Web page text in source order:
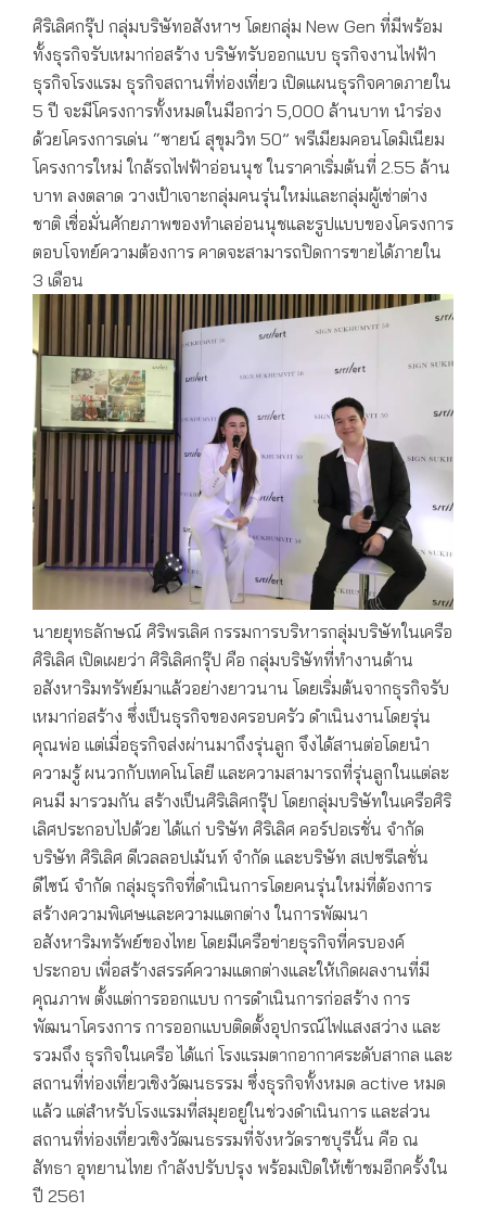
ศิริเลิศกรุ๊ป กลุ่มบริษัทอสังหาฯ โดยกลุ่ม New Gen ที่มีพร้อม
ทั้งธุรกิจรับเหมาก่อสร้าง บริษัทรับออกแบบ ธุรกิจงานไฟฟ้า
ธุรกิจโรงแรม ธุรกิจสถานที่ท่องเที่ยว เปิดแผนธุรกิจคาดภายใน
5 ปี จะมีโครงการทั้งหมดในมือกว่า 5,000 ล้านบาท นำร่อง
ด้วยโครงการเด่น “ซายน์ สุขุมวิท 50” พรีเมียมคอนโดมิเนียม
โครงการใหม่ ใกล้รถไฟฟ้าอ่อนนุช ในราคาเริ่มต้นที่ 2.55 ล้าน
บาท ลงตลาด วางเป้าเจาะกลุ่มคนรุ่นใหม่และกลุ่มผู้เช่าต่าง
ชาติ เชื่อมั่นศักยภาพของทำเลอ่อนนุชและรูปแบบของโครงการ
ตอบโจทย์ความต้องการ คาดจะสามารถปิดการขายได้ภายใน
3 เดือน
นายยุทธลักษณ์ ศิริพรเลิศ กรรมการบริหารกลุ่มบริษัทในเครือ
ศิริเลิศ เปิดเผยว่า ศิริเลิศกรุ๊ป คือ กลุ่มบริษัทที่ทำงานด้าน
อสังหาริมทรัพย์มาแล้วอย่างยาวนาน โดยเริ่มต้นจากธุรกิจรับ
เหมาก่อสร้าง ซึ่งเป็นธุรกิจของครอบครัว ดำเนินงานโดยรุ่น
คุณพ่อ แต่เมื่อธุรกิจส่งผ่านมาถึงรุ่นลูก จึงได้สานต่อโดยนำ
ความรู้ ผนวกกับเทคโนโลยี และความสามารถที่รุ่นลูกในแต่ละ
คนมี มารวมกัน สร้างเป็นศิริเลิศกรุ๊ป โดยกลุ่มบริษัทในเครือศิริ
เลิศประกอบไปด้วย ได้แก่ บริษัท ศิริเลิศ คอร์ปอเรชั่น จำกัด
บริษัท ศิริเลิศ ดีเวลลอปเม้นท์ จำกัด และบริษัท สเปซรีเลชั่น
ดีไซน์ จำกัด กลุ่มธุรกิจที่ดำเนินการโดยคนรุ่นใหม่ที่ต้องการ
สร้างความพิเศษและความแตกต่าง ในการพัฒนา
อสังหาริมทรัพย์ของไทย โดยมีเครือข่ายธุรกิจที่ครบองค์
ประกอบ เพื่อสร้างสรรค์ความแตกต่างและให้เกิดผลงานที่มี
คุณภาพ ตั้งแต่การออกแบบ การดำเนินการก่อสร้าง การ
พัฒนาโครงการ การออกแบบติดตั้งอุปกรณ์ไฟแสงสว่าง และ
รวมถึง ธุรกิจในเครือ ได้แก่ โรงแรมตากอากาศระดับสากล และ
สถานที่ท่องเที่ยวเชิงวัฒนธรรม ซึ่งธุรกิจทั้งหมด active หมด
แล้ว แต่สำหรับโรงแรมที่สมุยอยู่ในช่วงดำเนินการ และส่วน
สถานที่ท่องเที่ยวเชิงวัฒนธรรมที่จังหวัดราชบุรีนั้น คือ ณ
สัทธา อุทยานไทย กำลังปรับปรุง พร้อมเปิดให้เข้าชมอีกครั้งใน
ปี 2561